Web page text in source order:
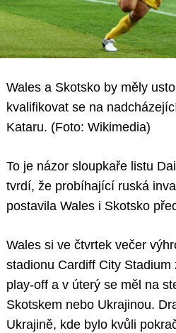
Wales a Skotsko by měly
kvalifikovat se na
Kataru. (Foto: Wikimedia)
To je názor sloupkaře listu
tvrdí, že probíhající ruská
postavila Wales i Skotsko
Wales si ve čtvrtek večer
stadionu Cardiff City
play-off a v úterý se měl na
Skotskem nebo Ukrajinou.
Ukrajině, kde bylo kvůli